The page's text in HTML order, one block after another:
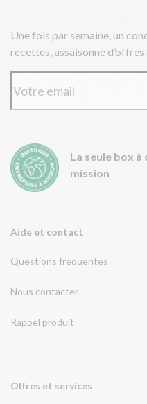
Aide et contact
Questions fréquentes
Nous contacter
Rappel produit
Offres et services
Une fois par semaine, un
recettes, assaisonné
La seule box
mission